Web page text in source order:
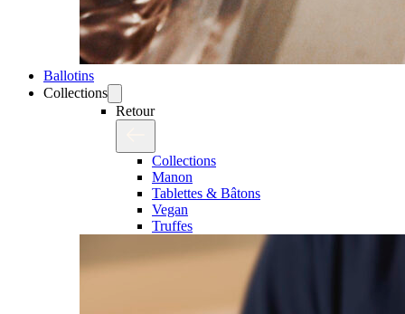
Ballotins
Collections
Retour
Collections
Manon
Tablettes & Bâtons
Vegan
Truffes